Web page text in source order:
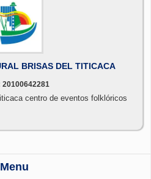
BRISAS DEL TITICACA
20100642281
centro de eventos folklóricos
Menu